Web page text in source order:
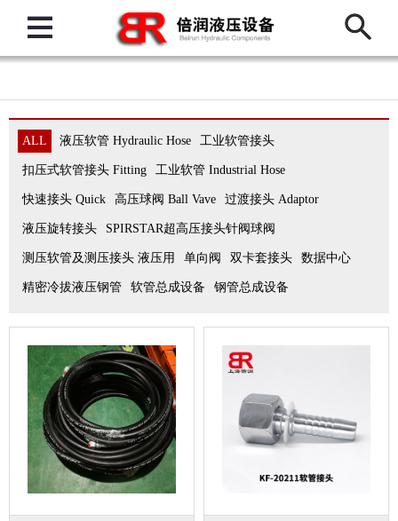
ALL 液压软管 Hydraulic Hose 工业软管接头
扣压式软管接头 Fitting 工业软管 Industrial Hose
快速接头 Quick 高压球阀 Ball Vave 过渡接头 Adaptor
液压旋转接头 SPIRSTAR超高压接头针阀球阀
测压软管及测压接头 液压用 单向阀 双卡套接头 数据中心
精密冷拔液压钢管 软管总成设备 钢管总成设备